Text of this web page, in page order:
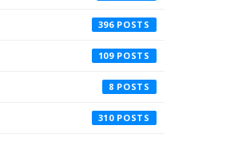
396
109
8
310